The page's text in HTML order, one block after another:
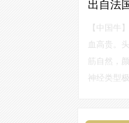
出自法
【中国牛
血高贵。
筋自然，
神经类型